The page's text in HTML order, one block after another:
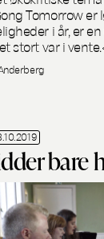
Tomorrow er
i år, er
stort var i
bare